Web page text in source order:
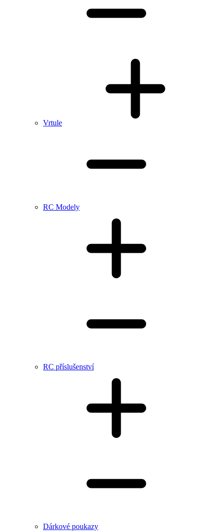
Vrtule
RC Modely
RC příslušenství
Dárkové poukazy